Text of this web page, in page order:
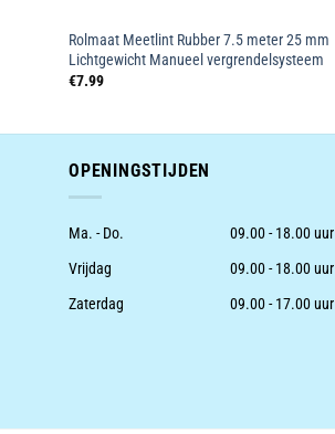
Rolmaat Meetlint Rubber 7.5 meter 25 mm
Lichtgewicht Manueel vergrendelsysteem
€7.99
OPENINGSTIJDEN
Ma. - Do.
09.00 - 18.00 uur
Vrijdag
09.00 - 18.00 uur
Zaterdag
09.00 - 17.00 uur